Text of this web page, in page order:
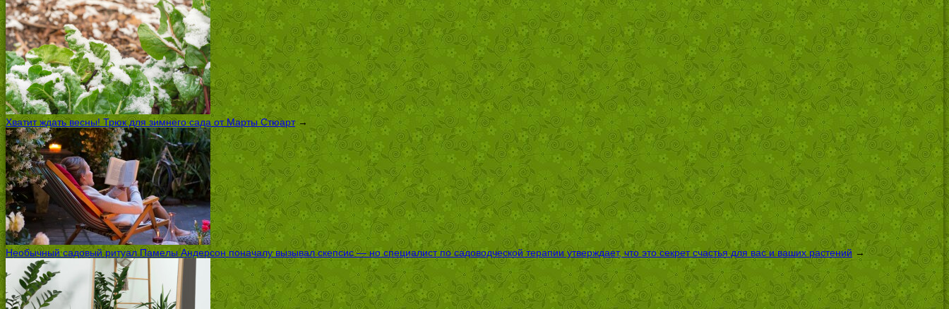
Хватит ждать весны! Трюк для зимнего сада от Марты Стюарт→
Необычный садовый ритуал Памелы Андерсон поначалу вызывал скепсис — но специалист по садоводческой терапии утверждает, что это секрет счастья для вас и ваших растений →